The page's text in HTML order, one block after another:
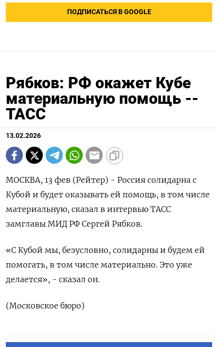
ПОДПИСАТЬСЯ В GOOGLE
Рябков: РФ окажет Кубе
материальную помощь --
ТАСС
13.02.2026
МОСКВА, 13 фев (Рейтер) - ‌Россия солидарна ​с
Кубой ​и будет ​оказывать ⁠ей ‌помощь, в ‌том числе ​
материальную, ‌сказал в интервью ​ТАСС
замглавы ‌МИД РФ Сергей ​Рябков.
«​С ‌Кубой мы, ​безусловно, солидарны и будем ей
помогать, в том ​числе ⁠материально. Это ‌уже
‌делается», - сказал ​он.
(Московское ‌бюро)